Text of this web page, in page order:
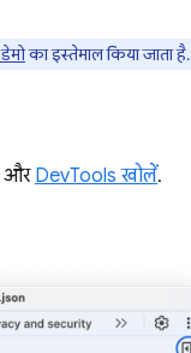
का इस्तेमाल किया जाता है.
और DevTools खोलें.